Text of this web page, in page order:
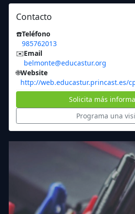
Contacto
☎️Teléfono
985762013
✉️Email
belmonte@educastur.org
🌐Website
http://web.educastur.princast.es/
Solicita más
Programa una